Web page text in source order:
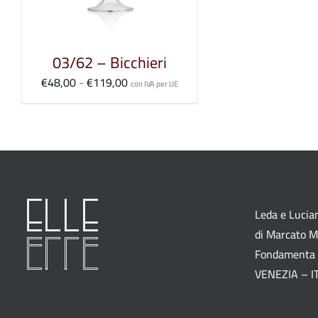
03/62 – Bicchieri
€48,00-€119,00Fascia
con IVA per UE
Leda e
di Marcato
VENEZIA –